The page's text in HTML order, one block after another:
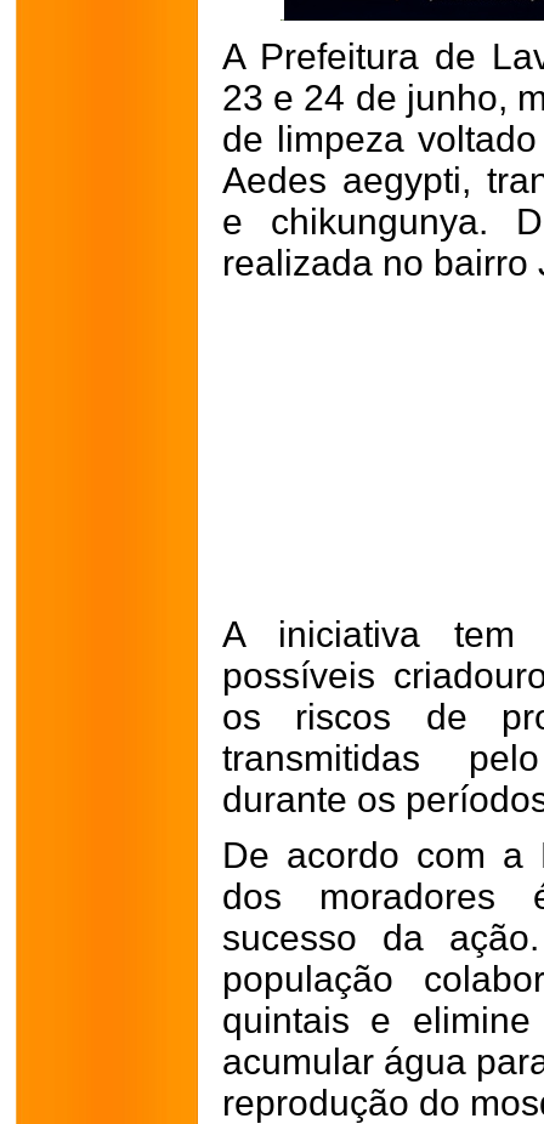
A Prefeitura de
23 e 24 de junho,
de limpeza
Aedes aegypti,
e chikungunya.
realizada no bairro
A iniciativa tem
possíveis
os riscos de
transmitidas
durante os
De acordo com a
dos moradores
sucesso da
população
quintais e
acumular água
reprodução do